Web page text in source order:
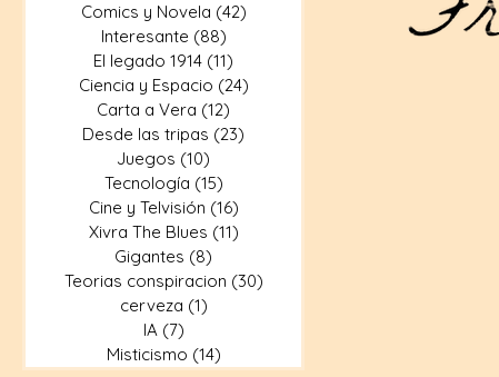
Comics y Novela (42)
Interesante (88)
El legado 1914 (11)
Ciencia y Espacio (24)
Carta a Vera (12)
Desde las tripas (23)
Juegos (10)
Tecnología (15)
Cine y Telvisión (16)
Xivra The Blues (11)
Gigantes (8)
Teorias conspiracion (30)
cerveza (1)
IA (7)
Misticismo (14)